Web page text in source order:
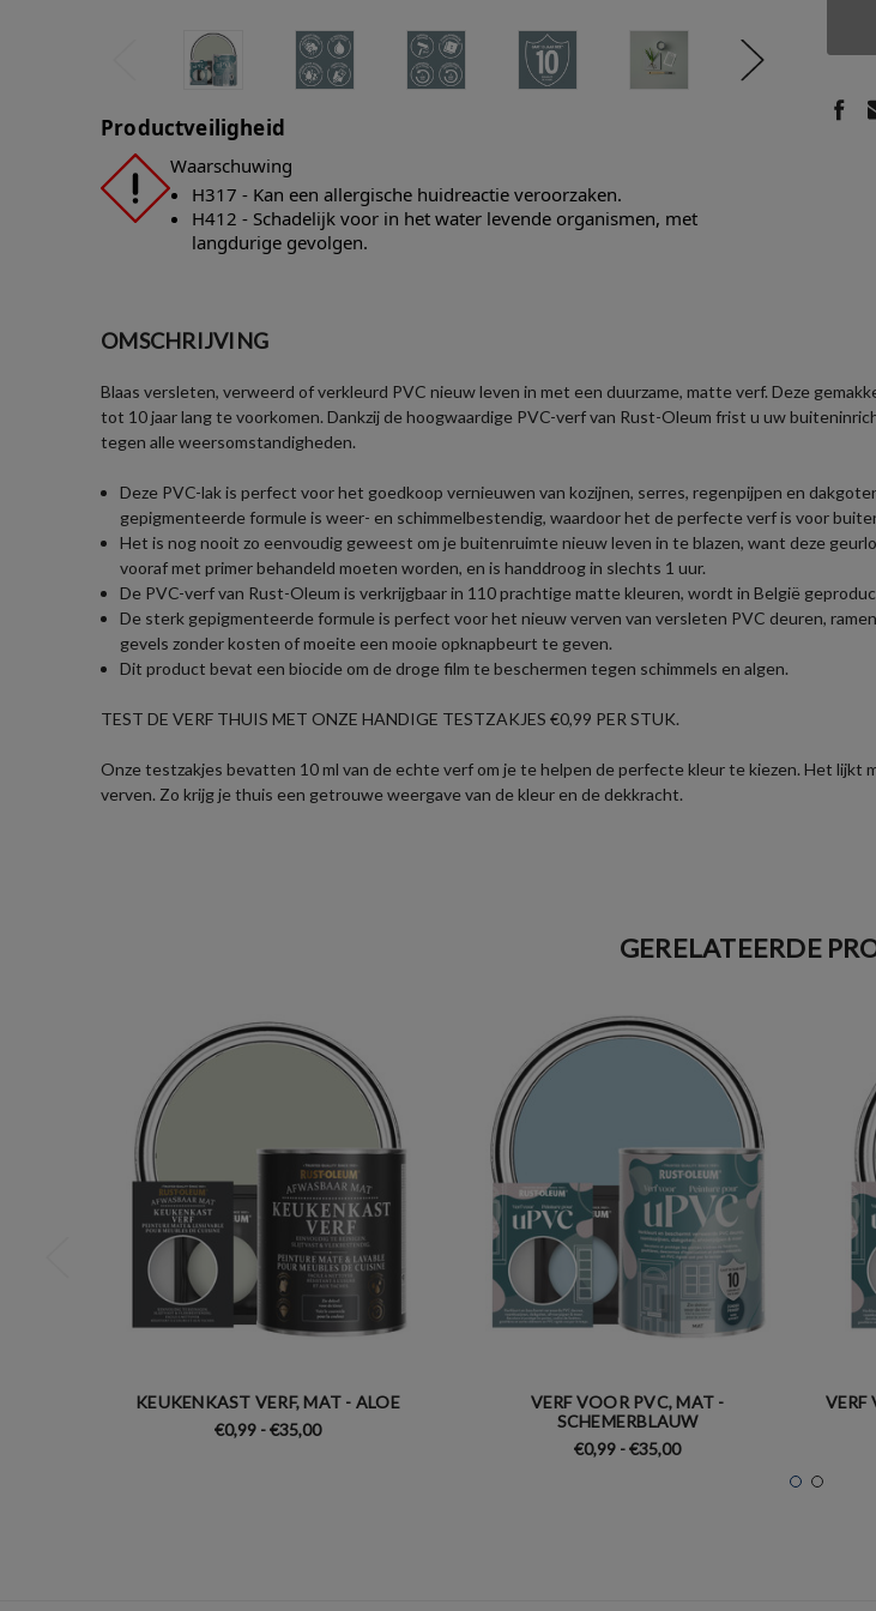
Productveiligheid
Waarschuwing
H317 - Kan een allergische huidreactie veroorzaken.
H412 - Schadelijk voor in het water levende organismen, met
langdurige gevolgen.
OMSCHRIJVING
Blaas versleten, verweerd of verkleurd PVC nieuw leven in met een duurzame, matte verf. Deze
tot 10 jaar lang te voorkomen. Dankzij de hoogwaardige PVC-verf van Rust-Oleum frist u uw
tegen alle weersomstandigheden.
Deze PVC-lak is perfect voor het goedkoop vernieuwen van kozijnen, serres, regenpijpen en
gepigmenteerde formule is weer- en schimmelbestendig, waardoor het de perfecte verf is voor
Het is nog nooit zo eenvoudig geweest om je buitenruimte nieuw leven in te blazen, want deze
vooraf met primer behandeld moeten worden, en is handdroog in slechts 1 uur.
De PVC-verf van Rust-Oleum is verkrijgbaar in 110 prachtige matte kleuren, wordt in België
De sterk gepigmenteerde formule is perfect voor het nieuw verven van versleten PVC deuren,
gevels zonder kosten of moeite een mooie opknapbeurt te geven.
Dit product bevat een biocide om de droge film te beschermen tegen schimmels en algen.
TEST DE VERF THUIS MET ONZE HANDIGE TESTZAKJES €0,99 PER STUK.
Onze testzakjes bevatten 10 ml van de echte verf om je te helpen de perfecte kleur te kiezen. Het lijkt
verven. Zo krijg je thuis een getrouwe weergave van de kleur en de dekkracht.
GERELATEERDE
KEUKENKAST VERF, MAT - ALOE
€0,99 - €35,00
VERF VOOR PVC, MAT -
SCHEMERBLAUW
€0,99 - €35,00
VERF